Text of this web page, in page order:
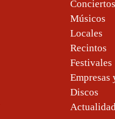
Conciertos
Músicos
Locales
Recintos
Festivales
Empresas
Discos